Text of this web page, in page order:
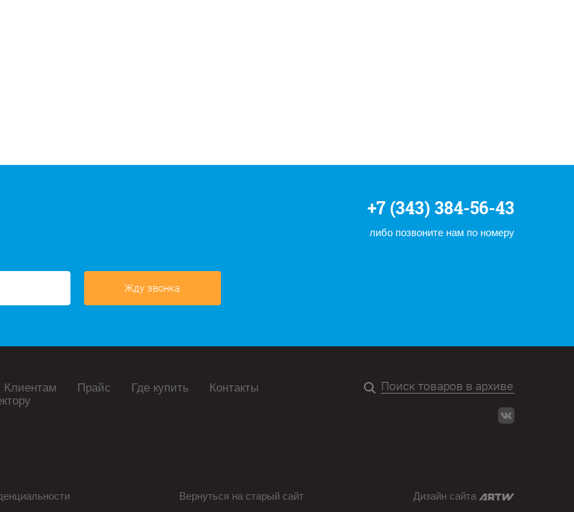
+7 (343) 384-56-43
либо позвоните нам по номеру
Жду звонка
Клиентам Прайс Где купить Контакты
Вернуться на старый сайт Дизайн сайта